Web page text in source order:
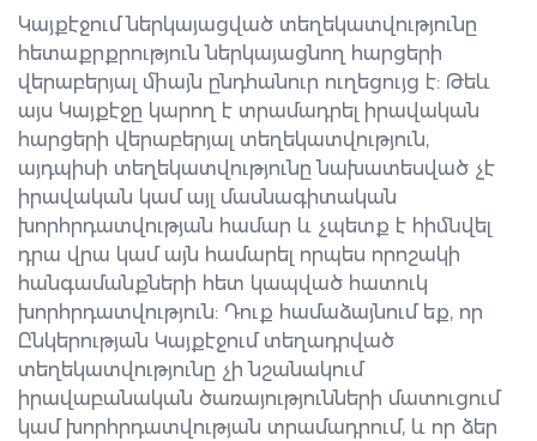
Կայքէջում ներկայացված տեղեկատվությունը
հետաքրքրություն ներկայացնող հարցերի
վերաբերյալ միայն ընդհանուր ուղեցույց է: Թեև
այս Կայքէջը կարող է տրամադրել իրավական
հարցերի վերաբերյալ տեղեկատվություն,
այդպիսի տեղեկատվությունը նախատեսված չէ
իրավական կամ այլ մասնագիտական
խորհրդատվության համար և չպետք է հիմնվել
դրա վրա կամ այն համարել որպես որոշակի
հանգամանքների հետ կապված հատուկ
խորհրդատվություն: Դուք համաձայնում եք, որ
Ընկերության Կայքէջում տեղադրված
տեղեկատվությունը չի նշանակում
իրավաբանական ծառայությունների մատուցում
կամ խորհրդատվության տրամադրում, և որ ձեր